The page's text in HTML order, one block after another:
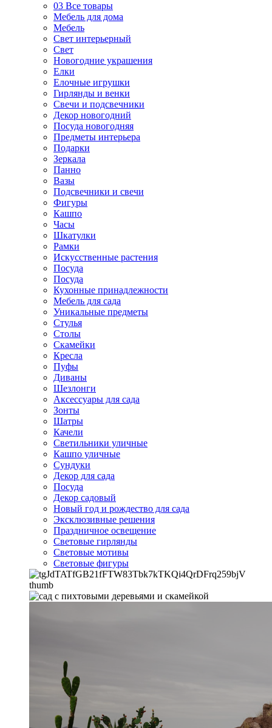
03 Все товары
Мебель для дома
Мебель
Свет интерьерный
Свет
Новогодние украшения
Елки
Елочные игрушки
Гирлянды и венки
Свечи и подсвечники
Декор новогодний
Посуда новогодняя
Предметы интерьера
Подарки
Зеркала
Панно
Вазы
Подсвечники и свечи
Фигуры
Кашпо
Часы
Шкатулки
Рамки
Искусственные растения
Посуда
Посуда
Кухонные принадлежности
Мебель для сада
Уникальные предметы
Стулья
Столы
Скамейки
Кресла
Пуфы
Диваны
Шезлонги
Аксессуары для сада
Зонты
Шатры
Качели
Cветильники уличные
Кашпо уличные
Сундуки
Декор для сада
Посуда
Декор садовый
Новый год и рождество для сада
Эксклюзивные решения
Праздничное освещение
Световые гирлянды
Световые мотивы
Световые фигуры